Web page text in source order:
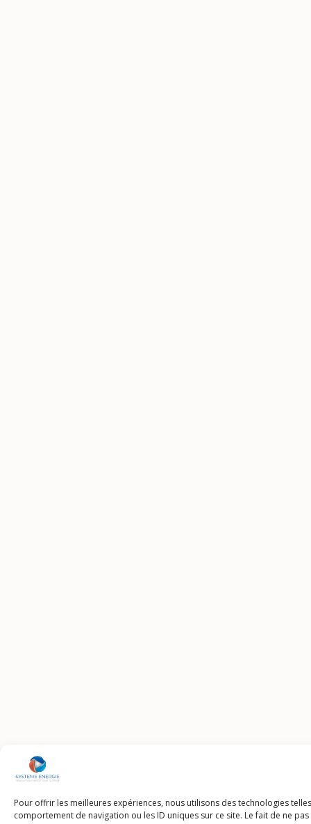
Pour offrir les meilleures expériences, nous utilisons des technologies
comportement de navigation ou les ID uniques sur ce site. Le fait de ne